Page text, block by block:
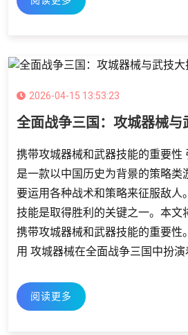
2026-04-15 13:53:23
全面战争三国：攻城器械与
携带攻城器械和武器技能的重要性
是一款以中国历史为背景的策略类
要运用各种战术和策略来征服敌人
技能是取得胜利的关键之一。本文
携带攻城器械和武器技能的重要性
用 攻城器械在全面战争三国中扮演
阅读更多